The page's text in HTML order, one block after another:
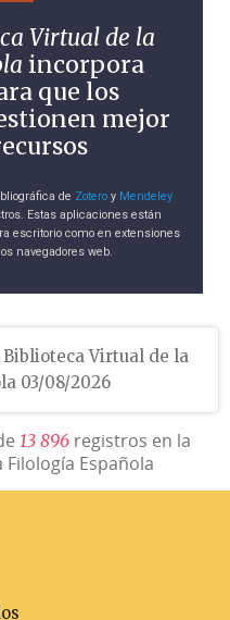
Virtual de la
incorpora
que los
mejor
de Zoteroy Mendeley
Estas aplicaciones están
escritorio como en extensiones
navegadores web.
Virtual de la
03/08/2026
13 896registros en la
Española